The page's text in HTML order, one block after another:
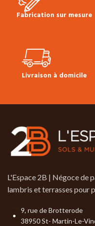
Fabrication sur mesure
Livraison à domicile
L'Espace 2B | Négoce de
lambris et terrasses pour
9, rue de Brotterode
38950 St- Martin-Le-